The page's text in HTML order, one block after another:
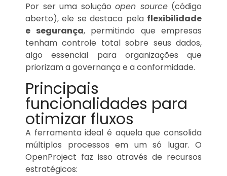
Por ser uma solução open source(código
aberto), ele se destaca pela flexibilidade
e segurança, permitindo que empresas
tenham controle total sobre seus dados,
algo essencial para organizações que
priorizam a governança e a conformidade.
Principais
funcionalidades para
otimizar fluxos
A ferramenta ideal é aquela que consolida
múltiplos processos em um só lugar. O
OpenProject faz isso através de recursos
estratégicos: